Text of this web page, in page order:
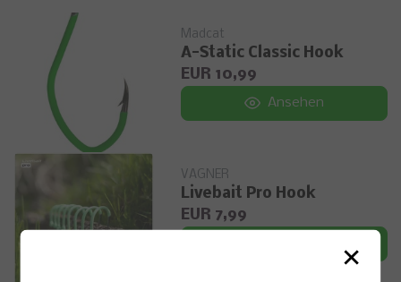
Madcat
A-Static Classic Hook
EUR 10,99
Ansehen
VAGNER
Livebait Pro Hook
EUR 7,99
×